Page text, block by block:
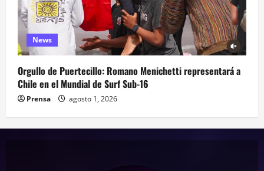
News
Orgullo de Puertecillo: Romano Menichetti representará a
Chile en el Mundial de Surf Sub-16
Prensa agosto 1, 2026